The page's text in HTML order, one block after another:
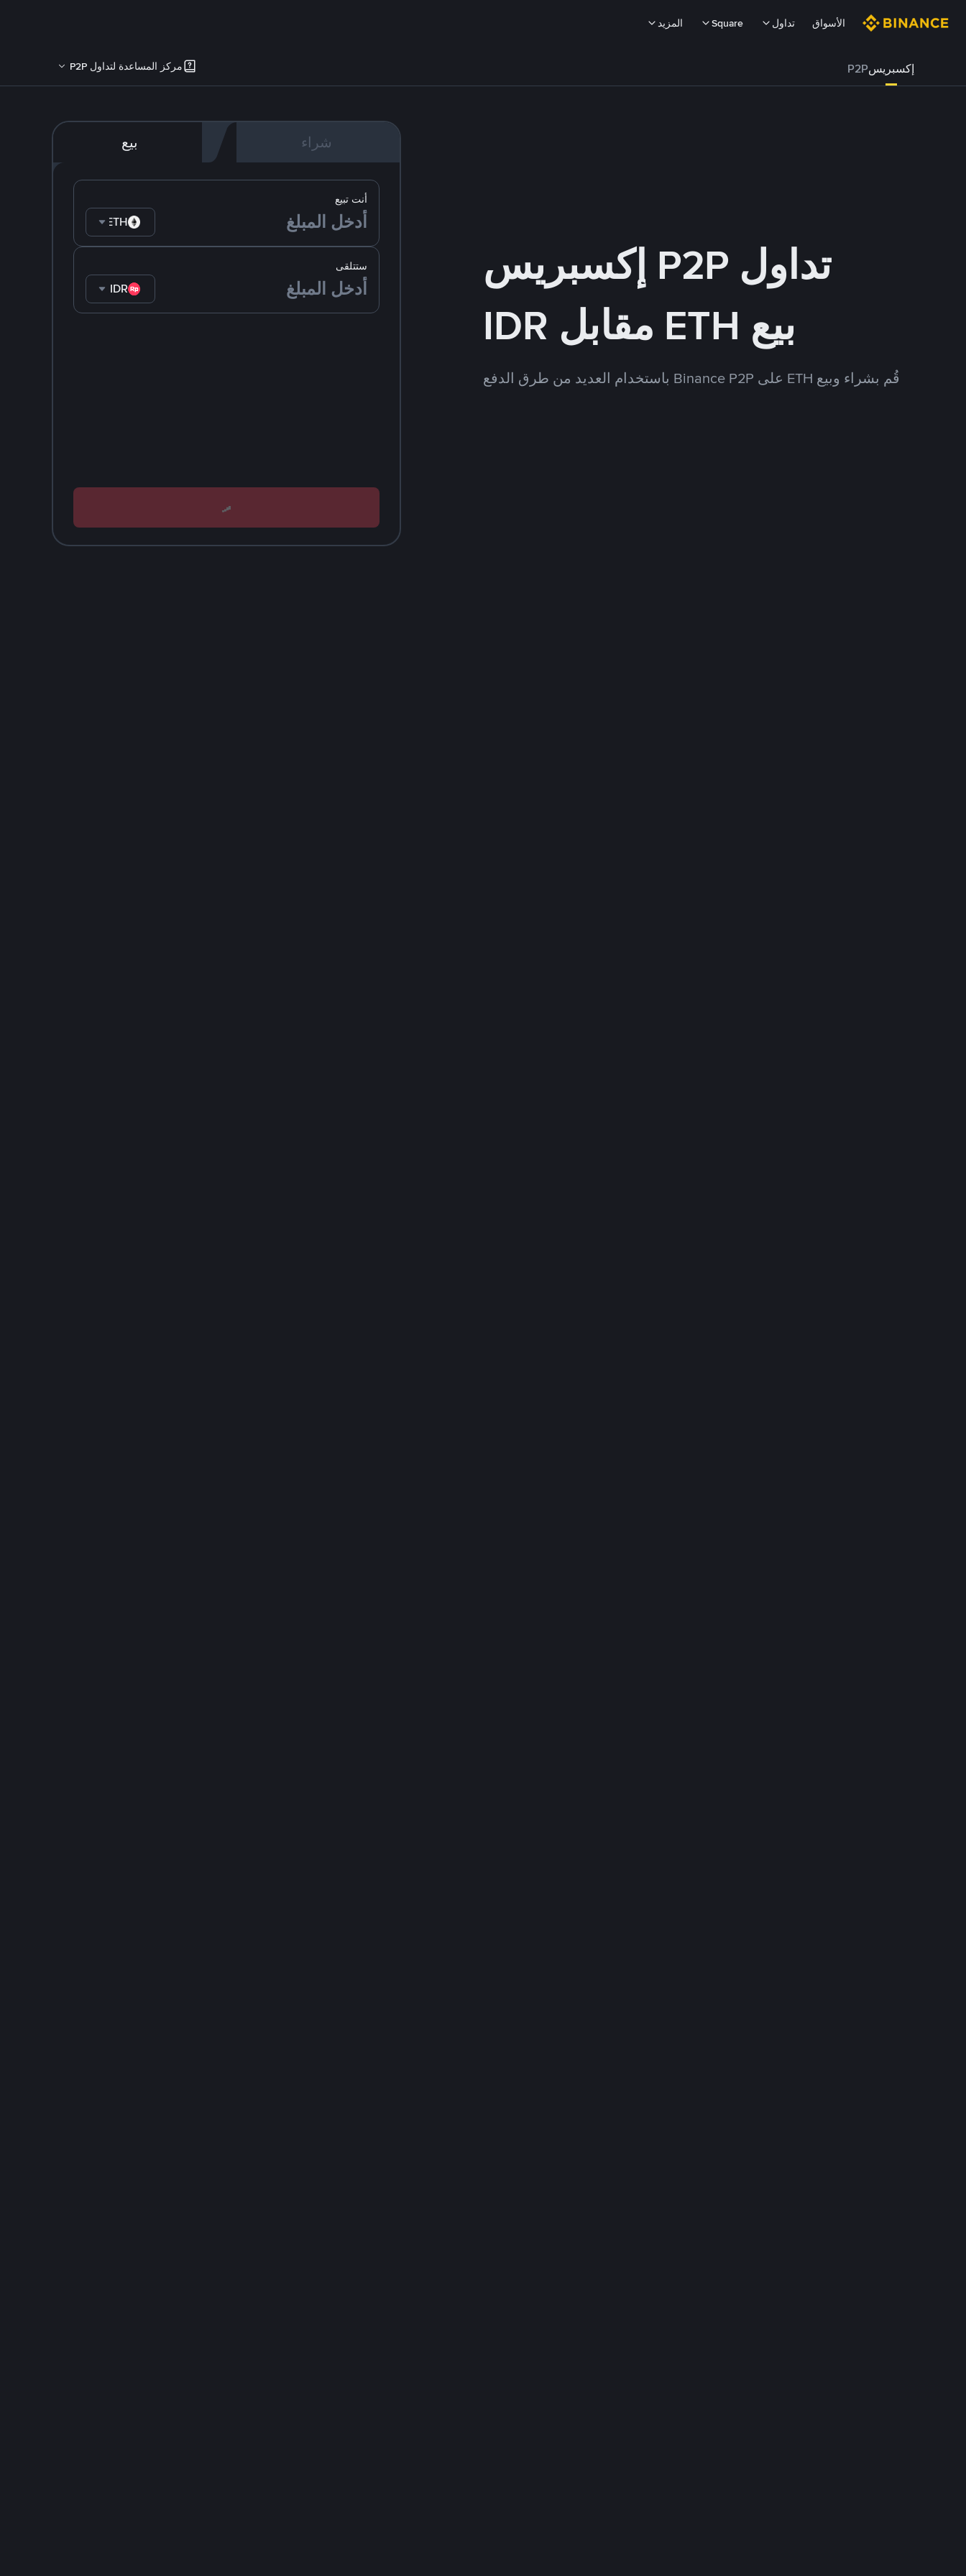
الأسواق تداول Square المزيد
إكسبريسP2P مركز المساعدة لتداول P2P
تداول P2P إكسبريس
بيع ETH مقابل IDR
قُم بشراء وبيع ETH على Binance P2P باستخدام العديد من طرق الدفع
شراء بيع
ستتلقى
IDR
أنت تبيع
ETH